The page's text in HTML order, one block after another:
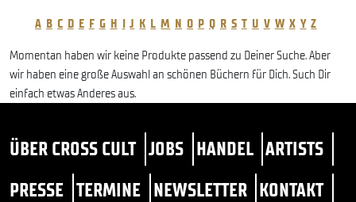
A B C D E F G H I J K L M N O P Q R S T U V W X Y Z
Momentan haben wir keine Produkte passend zu Deiner Suche. Aber
wir haben eine große Auswahl an schönen Büchern für Dich. Such Dir
einfach etwas Anderes aus.
ÜBER CROSS CULT JOBS HANDEL ARTISTS
PRESSE TERMINE NEWSLETTER KONTAKT